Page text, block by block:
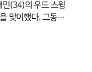
(34)의 우드 스윙
을 벌어들이며 투